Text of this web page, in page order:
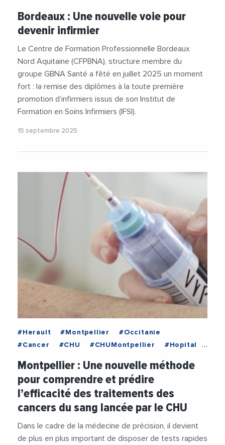
Bordeaux : Une nouvelle voie pour
devenir infirmier
Le Centre de Formation Professionnelle Bordeaux
Nord Aquitaine (CFPBNA), structure membre du
groupe GBNA Santé a fêté en juillet 2025 un moment
fort : la remise des diplômes à la toute première
promotion d’infirmiers issus de son Institut de
Formation en Soins Infirmiers (IFSI).
15 septembre 2025
#Herault #Montpellier
#Occitanie
#Cancer
#CHU #CHUMontpellier
#Hopital
#RechercheMedicale
#Sante
Montpellier : Une nouvelle méthode
pour comprendre et prédire
l’efficacité des traitements des
cancers du sang lancée par le CHU
Dans le cadre de la médecine de précision, il devient
de plus en plus important de disposer de tests rapides